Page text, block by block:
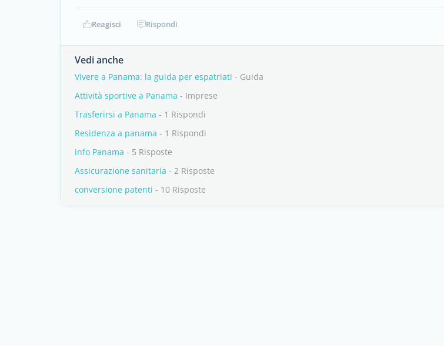
Reagisci Rispondi
Vedi anche
Vivere a Panama: la guida per espatriati - Guida
Attività sportive a Panama - Imprese
Trasferirsi a Panama - 1 Rispondi
Residenza a panama - 1 Rispondi
info Panama - 5 Risposte
Assicurazione sanitaria - 2 Risposte
conversione patenti - 10 Risposte